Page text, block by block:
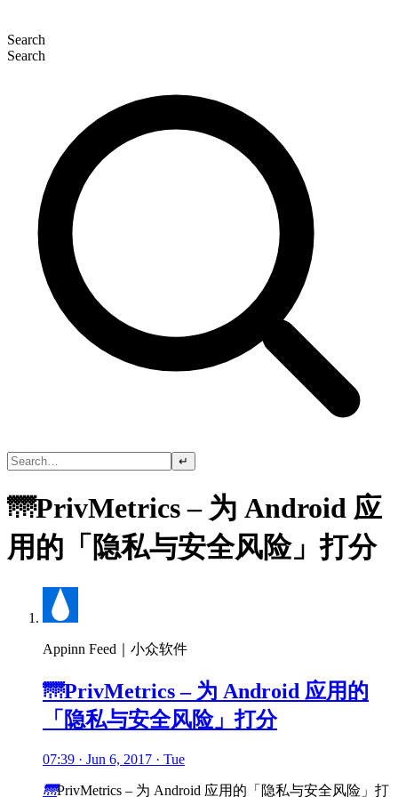
Search
Search
↵
🌁PrivMetrics – 为 Android 应
用的「隐私与安全风险」打分
Appinn Feed｜小众软件
🌁PrivMetrics – 为 Android 应用的
「隐私与安全风险」打分
07:39 · Jun 6, 2017 · Tue
🌁PrivMetrics – 为 Android 应用的「隐私与安全风险」打